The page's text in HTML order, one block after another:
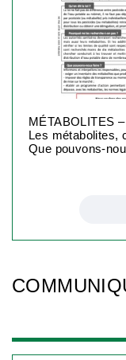
MÉTABOLITES
Les métabolites,
Que pouvons-